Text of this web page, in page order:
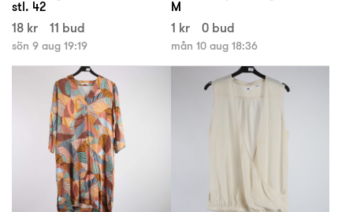
stl. 42
18 kr
11 bud
sön 9 aug 19:19
M
1 kr
0 bud
mån 10 aug 18:36